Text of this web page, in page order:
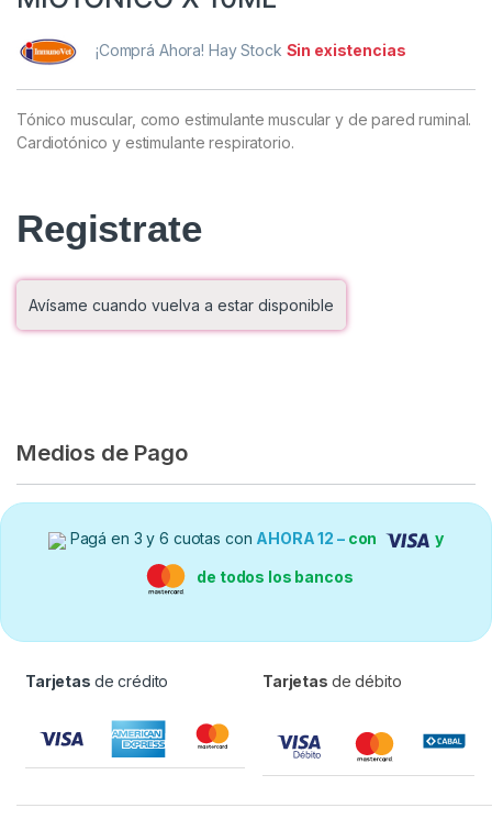
¡Comprá Ahora! Hay Stock Sin existencias
Tónico muscular, como estimulante muscular y de pared ruminal.
Cardiotónico y estimulante respiratorio.
Registrate
Avísame cuando vuelva a estar disponible
Medios de Pago
Pagá en 3 y 6 cuotas con AHORA 12 – con y
de todos los bancos
Tarjetas de crédito Tarjetas de débito